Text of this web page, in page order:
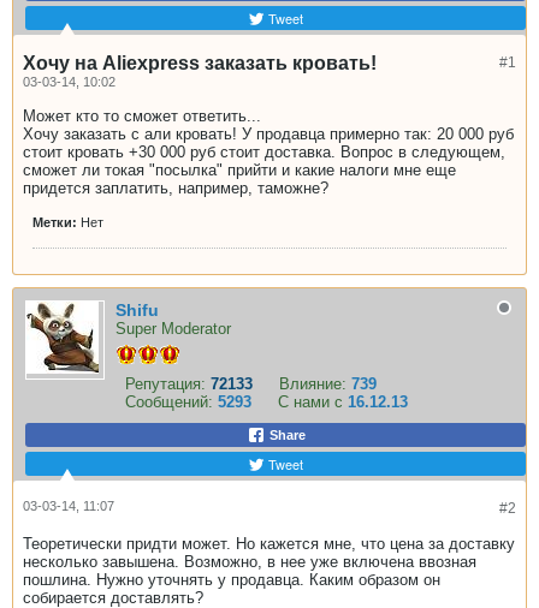
Tweet
#1
Хочу на Aliexpress заказать кровать!
03-03-14, 10:02
Может кто то сможет ответить...
Хочу заказать с али кровать! У продавца примерно так: 20 000 руб
стоит кровать +30 000 руб стоит доставка. Вопрос в следующем,
сможет ли токая "посылка" прийти и какие налоги мне еще
придется заплатить, например, таможне?
Метки: Нет
Shifu
Super Moderator
Репутация: 72133 Влияние: 739
Сообщений: 5293 С нами с 16.12.13
Share
Tweet
#2
03-03-14, 11:07
Теоретически придти может. Но кажется мне, что цена за доставку
несколько завышена. Возможно, в нее уже включена ввозная
пошлина. Нужно уточнять у продавца. Каким образом он
собирается доставлять?